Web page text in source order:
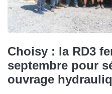
Choisy : la RD3
septembre pour
ouvrage